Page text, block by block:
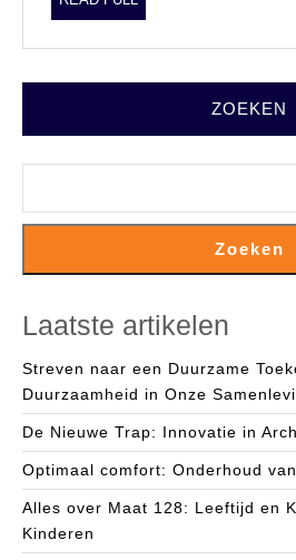
FULL
ZOEKEN
Zoeken
Laatste artikelen
Streven naar een Duurzame
Duurzaamheid in Onze
De Nieuwe Trap: Innovatie in
Optimaal comfort: Onderhoud
Alles over Maat 128: Leeftijd en
Kinderen